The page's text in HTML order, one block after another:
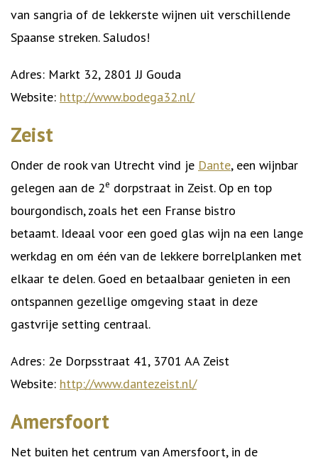
van sangria of de lekkerste wijnen uit verschillende
Spaanse streken. Saludos!
Adres: Markt 32, 2801 JJ Gouda
Website: http://www.bodega32.nl/
Zeist
Onder de rook van Utrecht vind je Dante, een wijnbar
gelegen aan de 2e dorpstraat in Zeist. Op en top
bourgondisch, zoals het een Franse bistro
betaamt. Ideaal voor een goed glas wijn na een lange
werkdag en om één van de lekkere borrelplanken met
elkaar te delen. Goed en betaalbaar genieten in een
ontspannen gezellige omgeving staat in deze
gastvrije setting centraal.
Adres: 2e Dorpsstraat 41, 3701 AA Zeist
Website: http://www.dantezeist.nl/
Amersfoort
Net buiten het centrum van Amersfoort, in de